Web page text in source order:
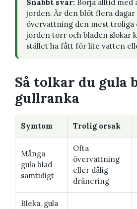
Snabbt svar: Börja alltid med
jorden. Är den blöt flera
övervattning den mest troliga
jorden torr och bladen slokar
stället ha fått för lite vatten
Så tolkar du gula
gullranka
Symtom Trolig orsak
Många
gula blad
samtidigt
Ofta
övervattning
eller dålig
dränering
Bleka, gula